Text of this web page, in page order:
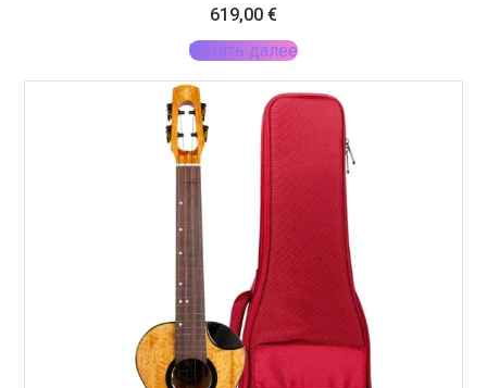
619,00 €
Читать далее